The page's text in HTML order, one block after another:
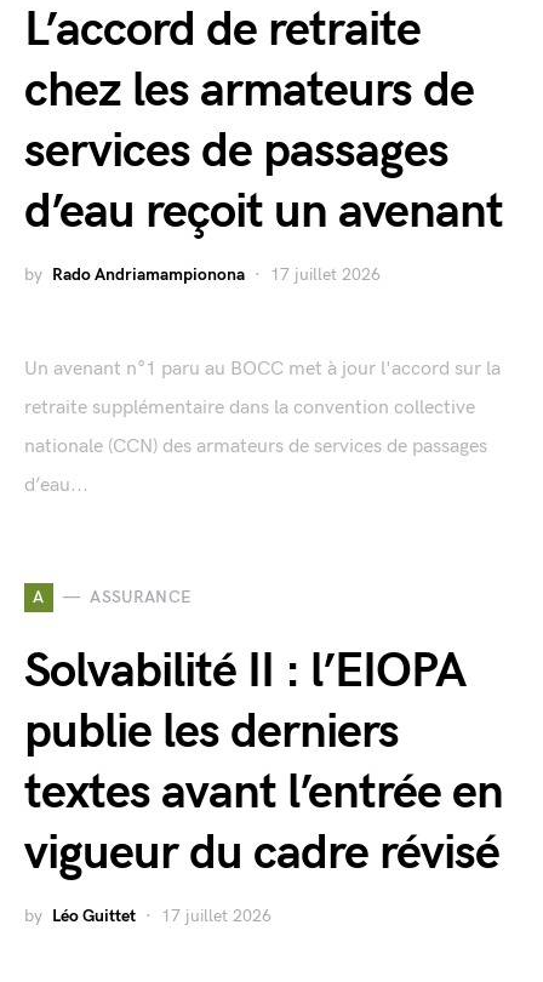
L’accord de retraite
chez les armateurs de
services de passages
d’eau reçoit un avenant
by Rado Andriamampionona 17 juillet 2026
Un avenant n°1 paru au BOCC met à jour l'accord sur la
retraite supplémentaire dans la convention collective
nationale (CCN) des armateurs de services de passages
d’eau...
A ASSURANCE
Solvabilité II : l’EIOPA
publie les derniers
textes avant l’entrée en
vigueur du cadre révisé
by Léo Guittet 17 juillet 2026